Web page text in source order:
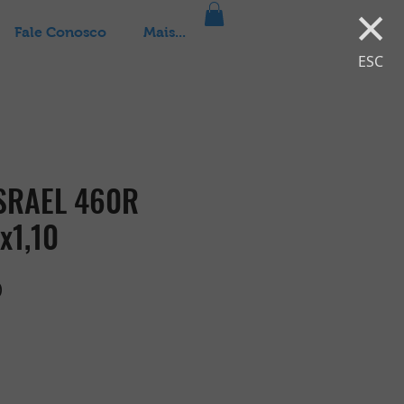
×
ESC
460R
Fale Conosco Mais...